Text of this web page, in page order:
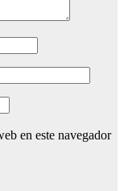
en este navegador